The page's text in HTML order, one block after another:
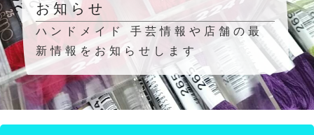
お知らせ
ハンドメイド 手芸情報や店舗の最
新情報をお知らせします